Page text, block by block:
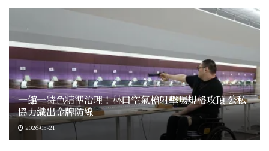
一館一特色精準治理！林口空氣槍射擊場規格攻頂 公私
協力織出金牌防線
2026-05-21